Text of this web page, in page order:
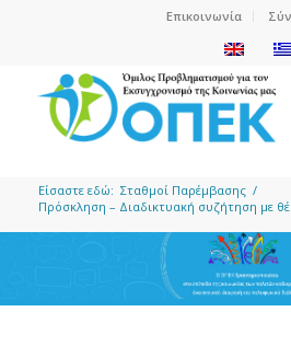
Επικοινωνία
Είσαστε εδώ: Σταθμοί Παρέμβασης /
Πρόσκληση – Διαδικτυακή συζήτηση με